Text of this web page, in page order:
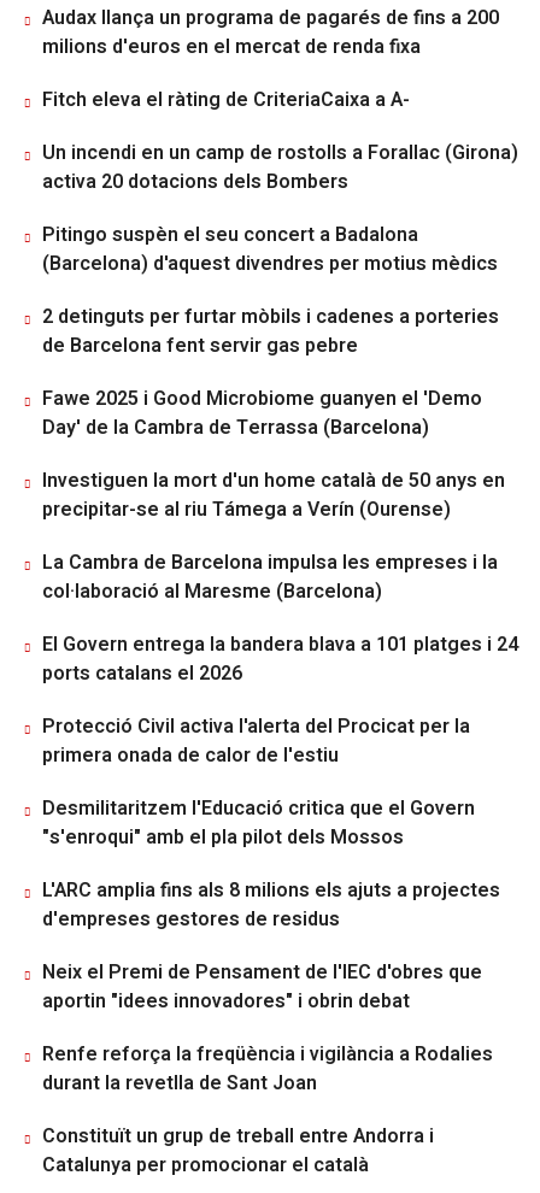
Audax llança un programa de pagarés de fins a 200
milions d'euros en el mercat de renda fixa
Fitch eleva el ràting de CriteriaCaixa a A-
Un incendi en un camp de rostolls a Forallac (Girona)
activa 20 dotacions dels Bombers
Pitingo suspèn el seu concert a Badalona
(Barcelona) d'aquest divendres per motius mèdics
2 detinguts per furtar mòbils i cadenes a porteries
de Barcelona fent servir gas pebre
Fawe 2025 i Good Microbiome guanyen el 'Demo
Day' de la Cambra de Terrassa (Barcelona)
Investiguen la mort d'un home català de 50 anys en
precipitar-se al riu Támega a Verín (Ourense)
La Cambra de Barcelona impulsa les empreses i la
col·laboració al Maresme (Barcelona)
El Govern entrega la bandera blava a 101 platges i 24
ports catalans el 2026
Protecció Civil activa l'alerta del Procicat per la
primera onada de calor de l'estiu
Desmilitaritzem l'Educació critica que el Govern
"s'enroqui" amb el pla pilot dels Mossos
L'ARC amplia fins als 8 milions els ajuts a projectes
d'empreses gestores de residus
Neix el Premi de Pensament de l'IEC d'obres que
aportin "idees innovadores" i obrin debat
Renfe reforça la freqüència i vigilància a Rodalies
durant la revetlla de Sant Joan
Constituït un grup de treball entre Andorra i
Catalunya per promocionar el català